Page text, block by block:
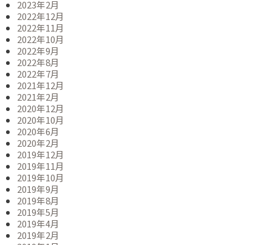
2023年2月
2022年12月
2022年11月
2022年10月
2022年9月
2022年8月
2022年7月
2021年12月
2021年2月
2020年12月
2020年10月
2020年6月
2020年2月
2019年12月
2019年11月
2019年10月
2019年9月
2019年8月
2019年5月
2019年4月
2019年2月